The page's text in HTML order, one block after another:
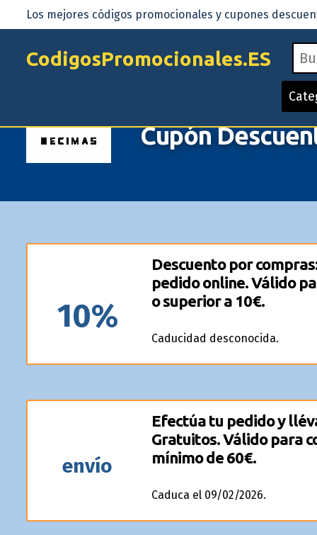
CodigosPromocionales.ES
Los mejores códigos promocionales y cupones
Cupón
10%
Descuento por
pedido online. Válido
o superior a 10€.
Caducidad desconocida.
envío
Efectúa tu pedido y
Gratuitos. Válido para
mínimo de 60€.
Caduca el 09/02/2026.